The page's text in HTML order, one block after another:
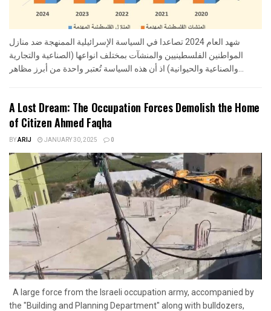
شهد العام 2024 تصاعدا في السياسة الإسرائيلية الممنهجة ضد منازل
المواطنين الفلسطينيين والمنشآت بمختلف انواعها (الصناعية والتجارية
A Lost Dream: The Occupation Forces Demolish the Home
of Citizen Ahmed Faqha
BYARIJ JANUARY 30, 2025 0
A large force from the Israeli occupation army, accompanied by
the "Building and Planning Department" along with bulldozers,